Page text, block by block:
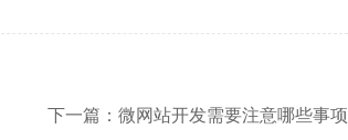
下一篇：微网站开发需要注意哪些事项